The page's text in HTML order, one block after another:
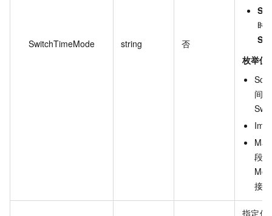
SwitchTimeMode string 否
时
枚举值
间
段
接
指定修